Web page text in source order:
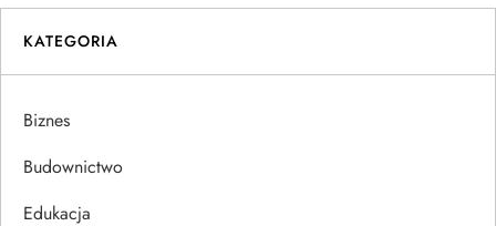
i
g
a
c
KATEGORIA
Biznes
Budownictwo
Edukacja